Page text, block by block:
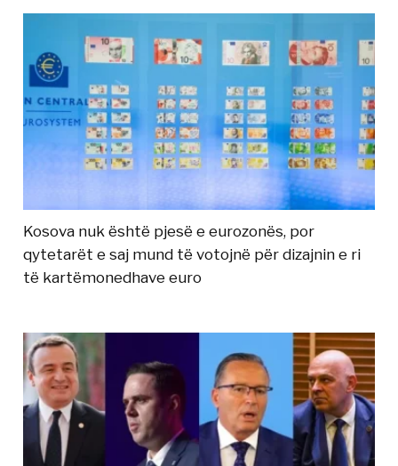
Kosova nuk është pjesë e eurozonës, por
qytetarët e saj mund të votojnë për dizajnin e ri
të kartëmonedhave euro